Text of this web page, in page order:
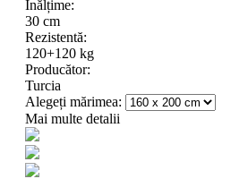
Înălțime:
30 cm
Rezistentă:
120+120 kg
Producător:
Turcia
Alegeți mărimea:
Mai multe detalii